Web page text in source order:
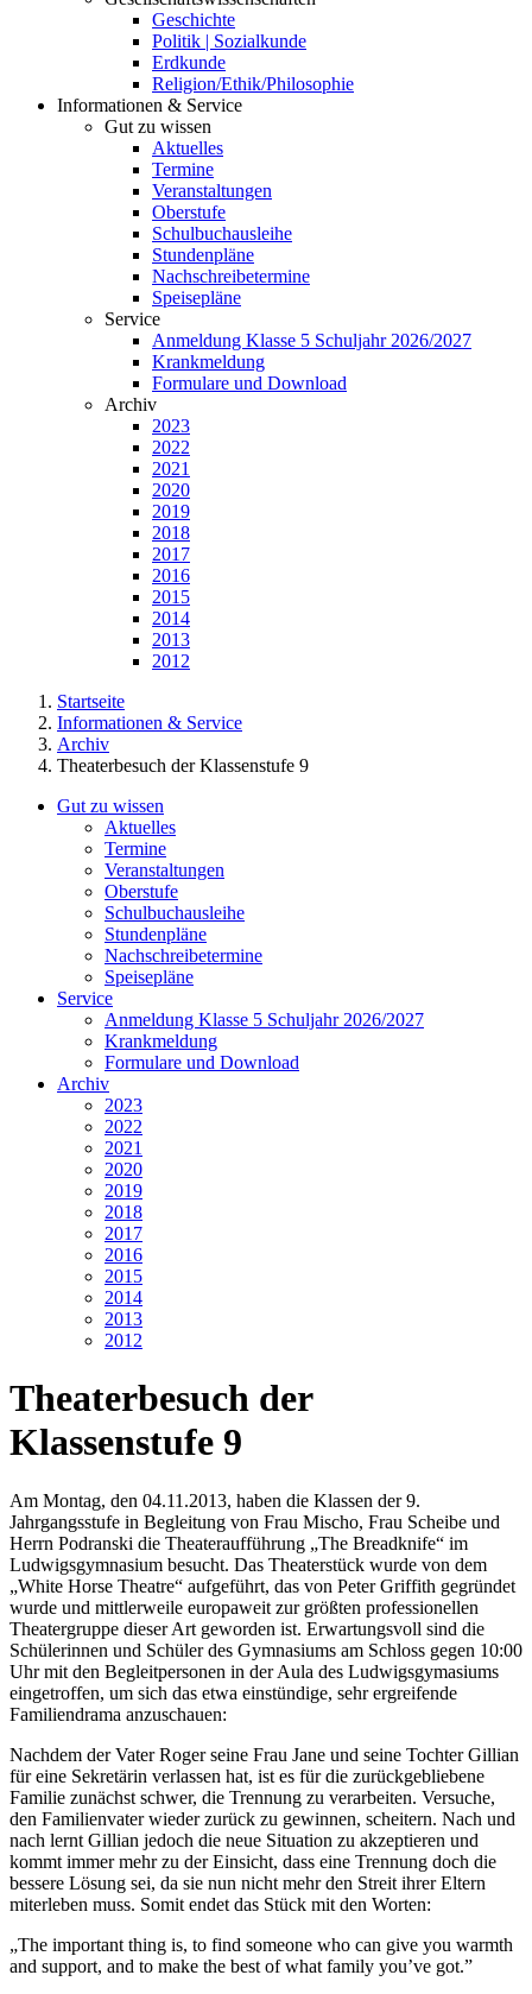
Geschichte
Politik | Sozialkunde
Erdkunde
Religion/Ethik/Philosophie
Informationen & Service
Gut zu wissen
Aktuelles
Termine
Veranstaltungen
Oberstufe
Schulbuchausleihe
Stundenpläne
Nachschreibetermine
Speisepläne
Service
Anmeldung Klasse 5 Schuljahr 2026/2027
Krankmeldung
Formulare und Download
Archiv
2023
2022
2021
2020
2019
2018
2017
2016
2015
2014
2013
2012
Startseite
Informationen & Service
Archiv
Theaterbesuch der Klassenstufe 9
Gut zu wissen
Aktuelles
Termine
Veranstaltungen
Oberstufe
Schulbuchausleihe
Stundenpläne
Nachschreibetermine
Speisepläne
Service
Anmeldung Klasse 5 Schuljahr 2026/2027
Krankmeldung
Formulare und Download
Archiv
2023
2022
2021
2020
2019
2018
2017
2016
2015
2014
2013
2012
Theaterbesuch der
Klassenstufe 9
Am Montag, den 04.11.2013, haben die Klassen der 9.
Jahrgangsstufe in Begleitung von Frau Mischo, Frau Scheibe und
Herrn Podranski die Theateraufführung „The Breadknife“ im
Ludwigsgymnasium besucht. Das Theaterstück wurde von dem
„White Horse Theatre“ aufgeführt, das von Peter Griffith gegründet
wurde und mittlerweile europaweit zur größten professionellen
Theatergruppe dieser Art geworden ist. Erwartungsvoll sind die
Schülerinnen und Schüler des Gymnasiums am Schloss gegen 10:00
Uhr mit den Begleitpersonen in der Aula des Ludwigsgymasiums
eingetroffen, um sich das etwa einstündige, sehr ergreifende
Familiendrama anzuschauen:
Nachdem der Vater Roger seine Frau Jane und seine Tochter Gillian
für eine Sekretärin verlassen hat, ist es für die zurückgebliebene
Familie zunächst schwer, die Trennung zu verarbeiten. Versuche,
den Familienvater wieder zurück zu gewinnen, scheitern. Nach und
nach lernt Gillian jedoch die neue Situation zu akzeptieren und
kommt immer mehr zu der Einsicht, dass eine Trennung doch die
bessere Lösung sei, da sie nun nicht mehr den Streit ihrer Eltern
miterleben muss. Somit endet das Stück mit den Worten:
„The important thing is, to find someone who can give you warmth
and support, and to make the best of what family you’ve got.”